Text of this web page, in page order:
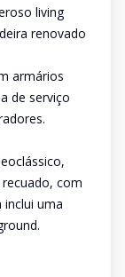
living
renovado
armários
de serviço
com
uma